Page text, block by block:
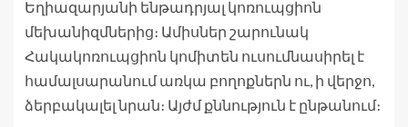
Եղիազարյանի ենթադրյալ կոռուպցիոն
մեխանիզմներից։ Ամիսներ շարունակ
Հակակոռուպցիոն կոմիտեն ուսումնասիրել է
համալսարանում առկա բողոքներն ու, ի վերջո,
ձերբակալել նրան։ Այժմ քննություն է ընթանում։